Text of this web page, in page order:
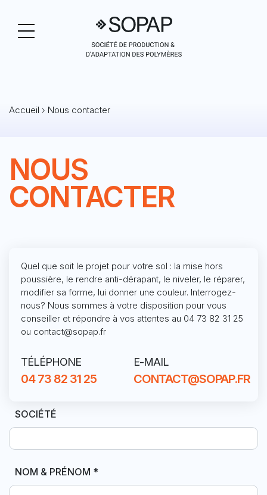
Accueil › Nous contacter
NOUS
CONTACTER
Quel que soit le projet pour votre sol : la mise hors
poussière, le rendre anti-dérapant, le niveler, le réparer,
modifier sa forme, lui donner une couleur. Interrogez-
nous? Nous sommes à votre disposition pour vous
conseiller et répondre à vos attentes au 04 73 82 31 25
ou contact@sopap.fr
TÉLÉPHONE
04 73 82 31 25
E-MAIL
CONTACT@SOPAP.FR
SOCIÉTÉ
NOM & PRÉNOM *